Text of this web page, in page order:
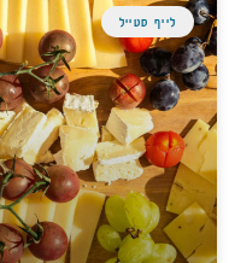
לייף סטייל